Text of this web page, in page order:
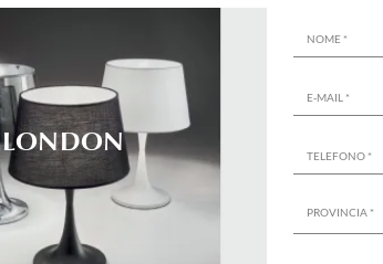
LONDON